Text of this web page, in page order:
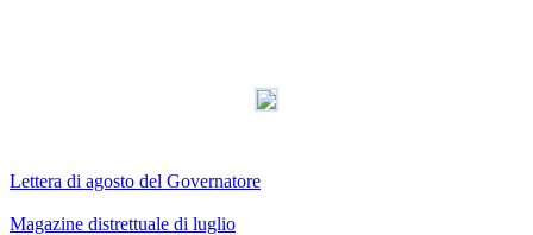
Lettera di agosto del Governatore
Magazine distrettuale di luglio